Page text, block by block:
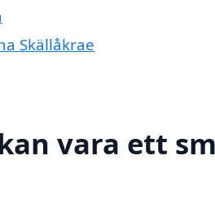
Skällåkrae
vara ett